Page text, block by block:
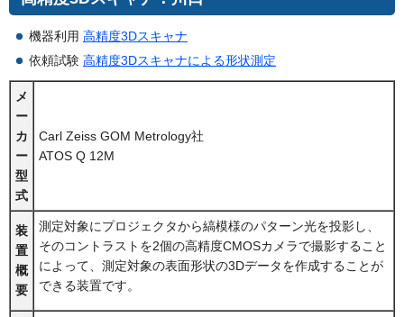
機器利用 高精度3Dスキャナ
依頼試験 高精度3Dスキャナによる形状測定
メ
ー
カ
ー
型
式
Carl Zeiss GOM Metrology社
ATOS Q 12M
装
置
概
要
測定対象にプロジェクタから縞模様のパターン光を投影し、
そのコントラストを2個の高精度CMOSカメラで撮影すること
によって、測定対象の表面形状の3Dデータを作成することが
できる装置です。